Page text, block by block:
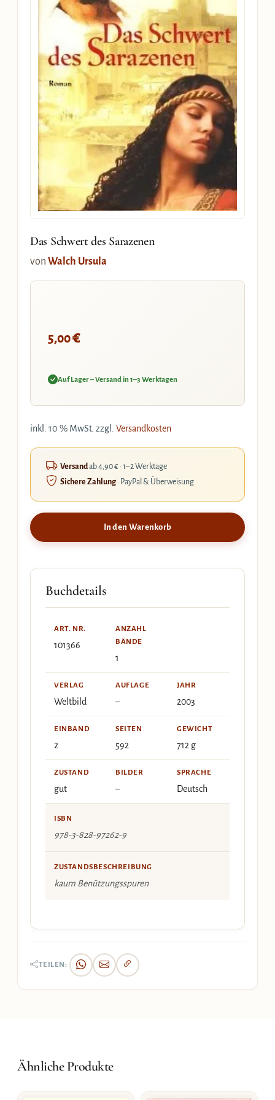
Das Schwert des Sarazenen
von Walch Ursula
5,00€
Auf Lager – Versand in 1–3 Werktagen
inkl. 10 % MwSt. zzgl. Versandkosten
Versandab 4,90 € · 1–2 Werktage
Sichere Zahlung· PayPal & Überweisung
In den Warenkorb
Buchdetails
ART. NR.
101366
ANZAHL
BÄNDE
1
VERLAG
Weltbild
AUFLAGE
–
JAHR
2003
EINBAND
2
SEITEN
592
GEWICHT
712 g
ZUSTAND
gut
BILDER
–
SPRACHE
Deutsch
ISBN
978-3-828-97262-9
ZUSTANDSBESCHREIBUNG
kaum Benützungsspuren
TEILEN:
Ähnliche Produkte